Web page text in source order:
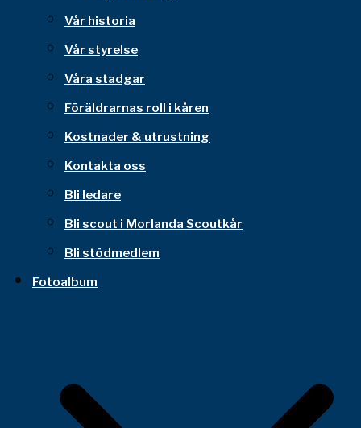
Vår historia
Vår styrelse
Våra stadgar
Föräldrarnas roll i kåren
Kostnader & utrustning
Kontakta oss
Bli ledare
Bli scout i Morlanda Scoutkår
Bli stödmedlem
Fotoalbum